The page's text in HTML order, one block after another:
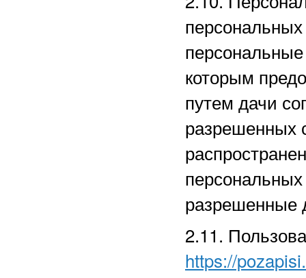
персональные
которым
путем дачи
разрешенных
разрешенные
2.11.
https://